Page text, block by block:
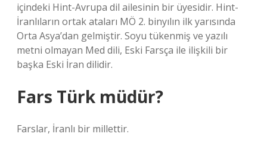
içindeki Hint-Avrupa dil ailesinin bir üyesidir. Hint-
İranlıların ortak ataları MÖ 2. binyılın ilk yarısında
Orta Asya’dan gelmiştir. Soyu tükenmiş ve yazılı
metni olmayan Med dili, Eski Farsça ile ilişkili bir
başka Eski İran dilidir.
Fars Türk müdür?
Farslar, İranlı bir millettir.